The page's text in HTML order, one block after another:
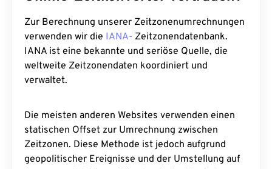
Zur Berechnung unserer Zeitzonenumrechnungen
verwenden wir die IANA- Zeitzonendatenbank.
IANA ist eine bekannte und seriöse Quelle, die
weltweite Zeitzonendaten koordiniert und
verwaltet.
Die meisten anderen Websites verwenden einen
statischen Offset zur Umrechnung zwischen
Zeitzonen. Diese Methode ist jedoch aufgrund
geopolitischer Ereignisse und der Umstellung auf